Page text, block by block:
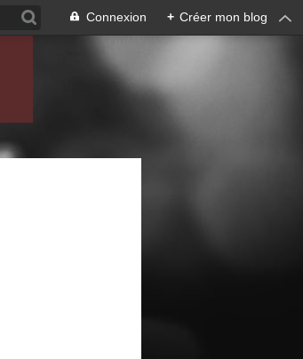
Connexion + Créer mon blog